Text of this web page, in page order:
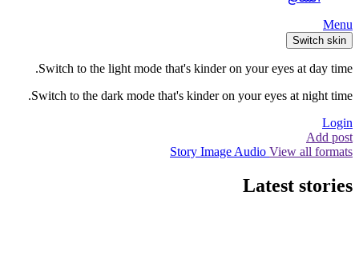
Menu
Switch skin
Switch to the light mode that's kinder on your eyes at day time.
Switch to the dark mode that's kinder on your eyes at night time.
Login
Add post
Story Image Audio View all formats
Latest stories